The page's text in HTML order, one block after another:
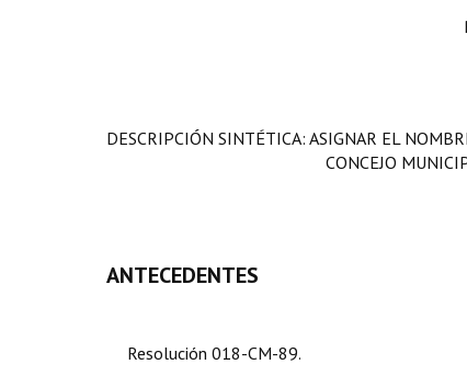
DESCRIPCIÓN SINTÉTICA: ASIGNAR EL
CONCEJO
ANTECEDENTES
Resolución 018-CM-89.